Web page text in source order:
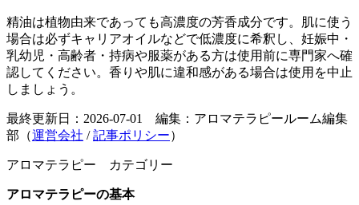
精油は植物由来であっても高濃度の芳香成分です。肌に使う
場合は必ずキャリアオイルなどで低濃度に希釈し、妊娠中・
乳幼児・高齢者・持病や服薬がある方は使用前に専門家へ確
認してください。香りや肌に違和感がある場合は使用を中止
しましょう。
最終更新日：2026-07-01 編集：アロマテラピールーム編集
部（運営会社 /記事ポリシー）
アロマテラピー カテゴリー
アロマテラピーの基本